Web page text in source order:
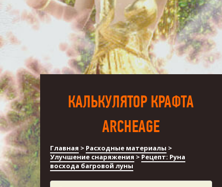
КАЛЬКУЛЯТОР КРАФТА
ARCHEAGE
Главная > Расходные материалы >
Улучшение снаряжения > Рецепт: Руна
восхода багровой луны